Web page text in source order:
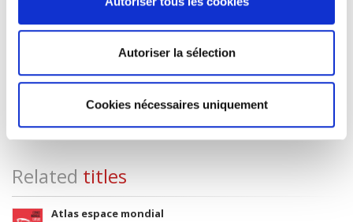
Autoriser la sélection
Cookies nécessaires uniquement
Title First Published
27 October 2023
Includes
Index, Bibliography
Related titles
Atlas espace mondial